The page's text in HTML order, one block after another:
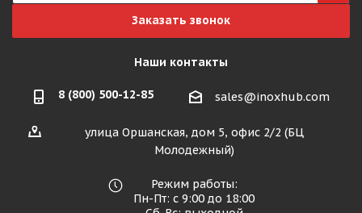
Заказать звонок
Наши контакты
8 (800) 500-12-85 sales@inoxhub.com
улица Оршанская, дом 5, офис 2/2 (БЦ
Молодежный)
Режим работы:
Пн-Пт: с 9:00 до 18:00